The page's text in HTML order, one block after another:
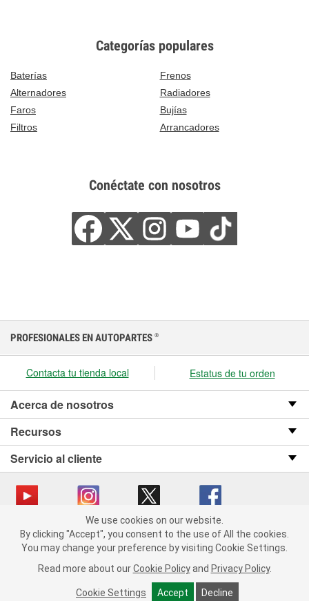
Categorías populares
Baterías
Frenos
Alternadores
Radiadores
Faros
Bujías
Filtros
Arrancadores
Conéctate con nosotros
We use cookies on our website. By clicking "Accept", you consent
to the use of All the cookies.
You may change your preference by visiting Cookie Settings.
Read more about our Cookie Policy and Privacy Policy.
Cookie Settings Accept Decline
PROFESIONALES EN AUTOPARTES ®
Contacta tu tienda local Estatus de tu orden
Acerca de nosotros
Recursos
Servicio al cliente
Copyright © 2008-2026 O’Reilly Auto Parts v OST_3.2.0.0.729 (3) cv1361
catalog_main
Política de privacidad
Ley de transparencia en las cadenas de suministro
We use cookies on our website.
By clicking "Accept", you consent to the use of All the cookies.
You may change your preference by visiting Cookie Settings.
Read more about our Cookie Policy and Privacy Policy.
Cookie Settings Accept Decline